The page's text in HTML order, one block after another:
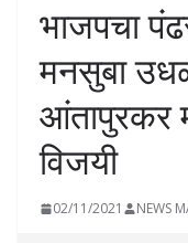
भाजपचा
मनसुबा
आंतापुरकर
विजयी
02/11/2021 NEWS